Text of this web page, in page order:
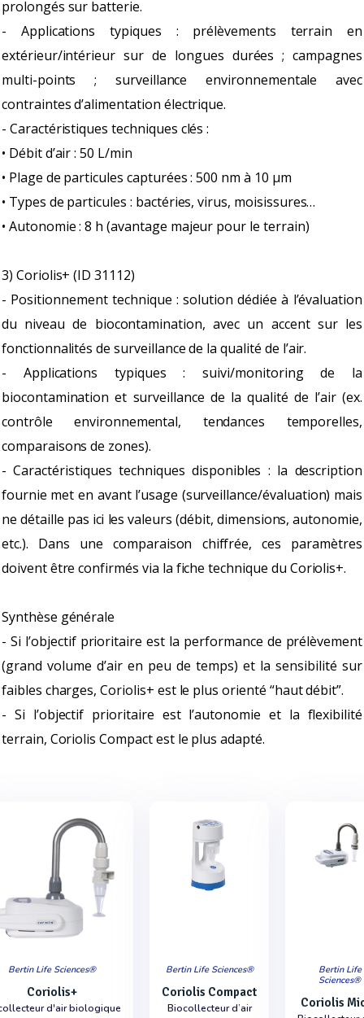
prolongés sur batterie.
- Applications typiques : prélèvements terrain en
extérieur/intérieur sur de longues durées ; campagnes
multi-points ; surveillance environnementale avec
contraintes d’alimentation électrique.
- Caractéristiques techniques clés :
• Débit d’air : 50 L/min
• Plage de particules capturées : 500 nm à 10 µm
• Types de particules : bactéries, virus, moisissures…
• Autonomie : 8 h (avantage majeur pour le terrain)
3) Coriolis+ (ID 31112)
- Positionnement technique : solution dédiée à l’évaluation
du niveau de biocontamination, avec un accent sur les
fonctionnalités de surveillance de la qualité de l’air.
- Applications typiques : suivi/monitoring de la
biocontamination et surveillance de la qualité de l’air (ex.
contrôle environnemental, tendances temporelles,
comparaisons de zones).
- Caractéristiques techniques disponibles : la description
fournie met en avant l’usage (surveillance/évaluation) mais
ne détaille pas ici les valeurs (débit, dimensions, autonomie,
etc.). Dans une comparaison chiffrée, ces paramètres
doivent être confirmés via la fiche technique du Coriolis+.
Synthèse générale
- Si l’objectif prioritaire est la performance de prélèvement
(grand volume d’air en peu de temps) et la sensibilité sur
faibles charges, Coriolis+ est le plus orienté “haut débit”.
- Si l’objectif prioritaire est l’autonomie et la flexibilité
terrain, Coriolis Compact est le plus adapté.
Bertin Life Sciences®
Coriolis+
d'air biologique
Bertin Life Sciences®
Coriolis Compact
Biocollecteur d’air
Bertin Life
Sciences®
Coriolis